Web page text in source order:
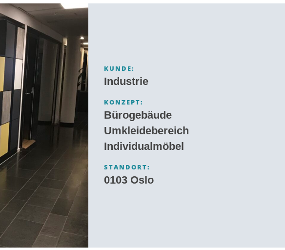
KUNDE:
Industrie
KONZEPT:
Bürogebäude
Umkleidebereich
Individualmöbel
STANDORT:
0103 Oslo